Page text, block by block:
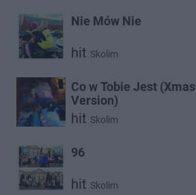
Nie Mów Nie
hit Skolim
Co w Tobie Jest (Xmas
Version)
hit Skolim
96
hit Skolim